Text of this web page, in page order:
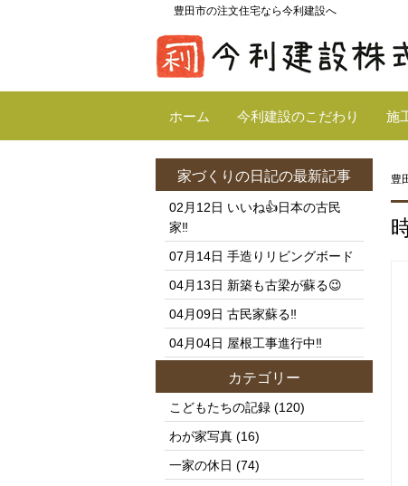
豊田市の注文住宅なら今利建設へ
ホーム 今利建設のこだわり 施
豊
家づくりの日記の最新記事
02月12日 いいね👍日本の古民
家‼️
07月14日 手造りリビングボード
04月13日 新築も古梁が蘇る😉
04月09日 古民家蘇る‼️
04月04日 屋根工事進行中‼️
カテゴリー
こどもたちの記録 (120)
わが家写真 (16)
一家の休日 (74)